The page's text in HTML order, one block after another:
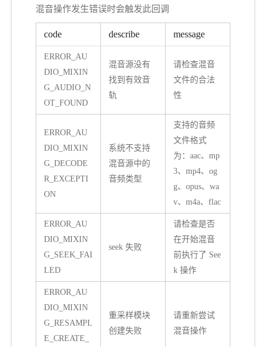
混音操作发生错误时会触发此回调
code describe message
ERROR_AU
DIO_MIXIN
G_AUDIO_N
OT_FOUND
混音源没有
找到有效音
轨
请检查混音
文件的合法
性
ERROR_AU
DIO_MIXIN
G_DECODE
R_EXCEPTI
ON
系统不支持
混音源中的
音频类型
支持的音频
文件格式
为：aac、mp
3、mp4、og
g、opus、wa
v、m4a、flac
ERROR_AU
DIO_MIXIN
G_SEEK_FAI
LED
seek 失败
请检查是否
在开始混音
前执行了 See
k 操作
ERROR_AU
DIO_MIXIN
G_RESAMPL
E_CREATE_
重采样模块
创建失败
请重新尝试
混音操作